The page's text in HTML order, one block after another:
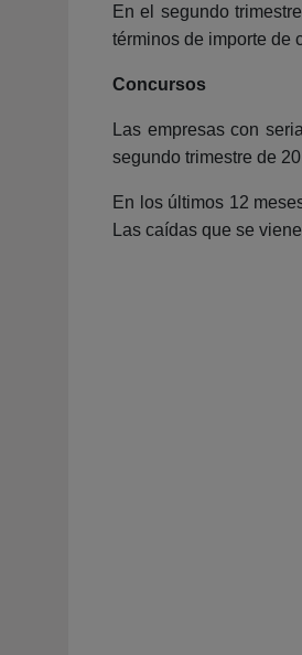
En el segundo
términos de importe de
Concursos
Las empresas con
segundo trimestre de
En los últimos 12
Las caídas que se